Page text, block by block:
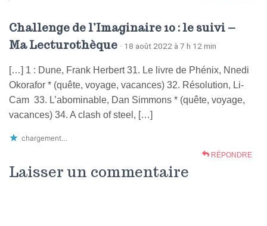
Challenge de l’Imaginaire 10 : le suivi –
Ma Lecturothèque · 18 août 2022 à 7 h 12 min
[…] 1 : Dune, Frank Herbert 31. Le livre de Phénix, Nnedi
Okorafor * (quête, voyage, vacances) 32. Résolution, Li-
Cam 33. L’abominable, Dan Simmons * (quête, voyage,
vacances) 34. A clash of steel, […]
chargement…
RÉPONDRE
Laisser un commentaire